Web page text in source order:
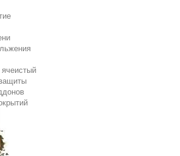
ячеистый